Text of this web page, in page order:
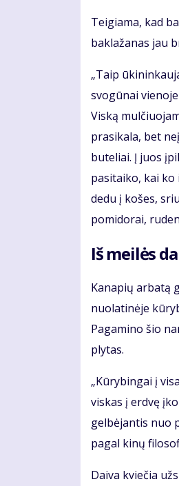
Teigiama, kad
baklažanas jau
„Taip
svogūnai
Viską
prasikala, bet
buteliai. Į juos
pasitaiko, kai ko
dedu į košes,
pomidorai,
Iš meilės
Kanapių arbatą
nuolatinėje
Pagamino šio
plytas.
„Kūrybingai į
viskas į erdvę
gelbėjantis nuo
pagal kinų
Daiva kviečia